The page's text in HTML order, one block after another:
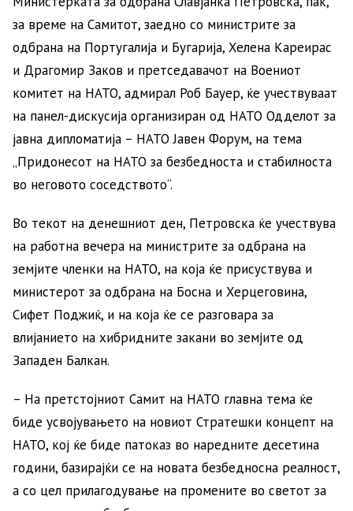
за време на Самитот, заедно со министрите за
одбрана на Португалија и Бугарија, Хелена Кареирас
и Драгомир Заков и претседавачот на Воениот
комитет на НАТО, адмирал Роб Бауер, ќе учествуваат
на панел-дискусија организиран од НАТО Одделот за
јавна дипломатија – НАТО Јавен Форум, на тема
„Придонесот на НАТО за безбедноста и стабилноста
во неговото соседството“.
Во текот на денешниот ден, Петровска ќе учествува
на работна вечера на министрите за одбрана на
земјите членки на НАТО, на која ќе присуствува и
министерот за одбрана на Босна и Херцеговина,
Сифет Поджиќ, и на која ќе се разговара за
влијанието на хибридните закани во земјите од
Западен Балкан.
– На претстојниот Самит на НАТО главна тема ќе
биде усвојувањето на новиот Стратешки концепт на
НАТО, кој ќе биде патоказ во наредните десетина
години, базирајќи се на новата безбедносна реалност,
а со цел прилагодување на промените во светот за